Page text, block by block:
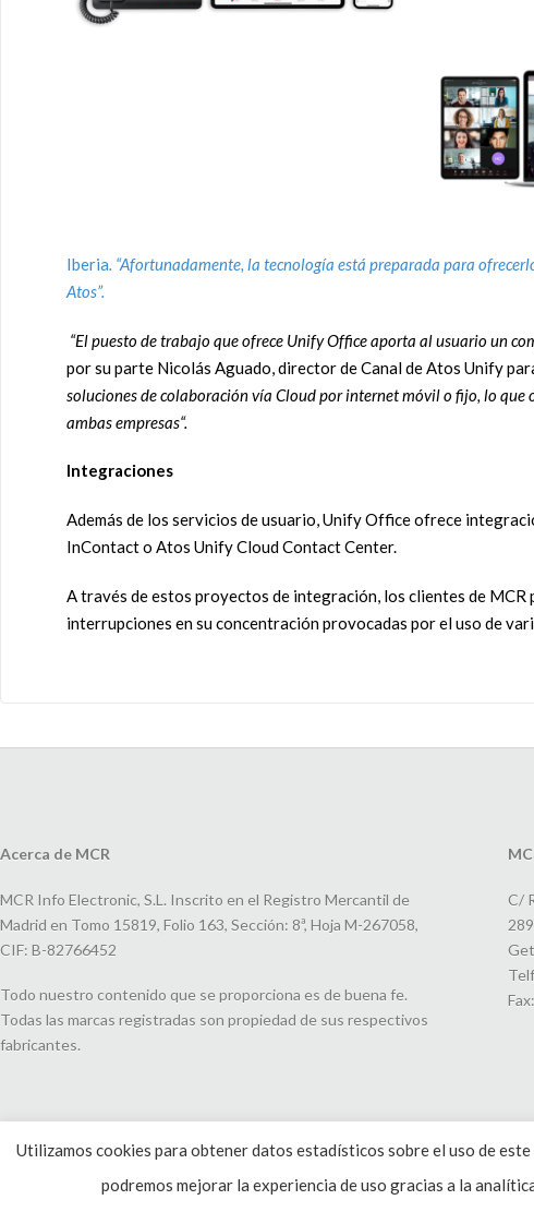
Iberia. “Afortunadamente, la tecnología está preparada para
Atos”.
“El puesto de trabajo que ofrece Unify Office aporta al usuario un
por su parte Nicolás Aguado, director de Canal de Atos Unify
soluciones de colaboración vía Cloud por internet móvil o fijo, lo
ambas empresas“.
Integraciones
Además de los servicios de usuario, Unify Office ofrece
InContact o Atos Unify Cloud Contact Center.
A través de estos proyectos de integración, los clientes de
interrupciones en su concentración provocadas por el uso de
Acerca de MCR
MCR Info Electronic, S.L. Inscrito en el Registro Mercantil de
Madrid en Tomo 15819, Folio 163, Sección: 8ª, Hoja M-267058,
CIF: B-82766452
Todo nuestro contenido que se proporciona es de buena fe.
Todas las marcas registradas son propiedad de sus respectivos
fabricantes.
C/
Utilizamos cookies para obtener datos estadísticos sobre el uso de
podremos mejorar la experiencia de uso gracias a la